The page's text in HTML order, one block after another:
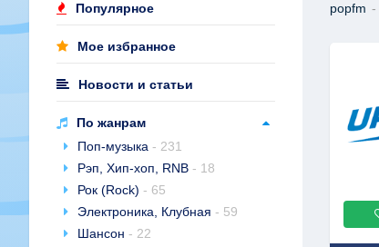
Популярное
Мое избранное
Новости и статьи
По жанрам
Поп-музыка - 231
Рэп, Хип-хоп, RNB - 18
Рок (Rock) - 65
Электроника, Клубная - 59
Шансон - 22
popfm -